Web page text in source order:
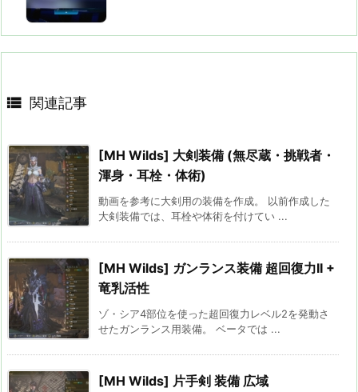
 関連記事
[MH Wilds] 大剣装備 (無尽蔵・挑戦者・
渾身・耳栓・体術)
動画を参考に大剣用の装備を作成。 以前作成した
大剣装備では、耳栓や体術を付けてい ...
[MH Wilds] ガンランス装備 超回復力II +
竜乳活性
ゾ・シア4部位を使った超回復力レベル2を発動さ
せたガンランス用装備。 ベータでは ...
[MH Wilds] 片手剣 装備 広域